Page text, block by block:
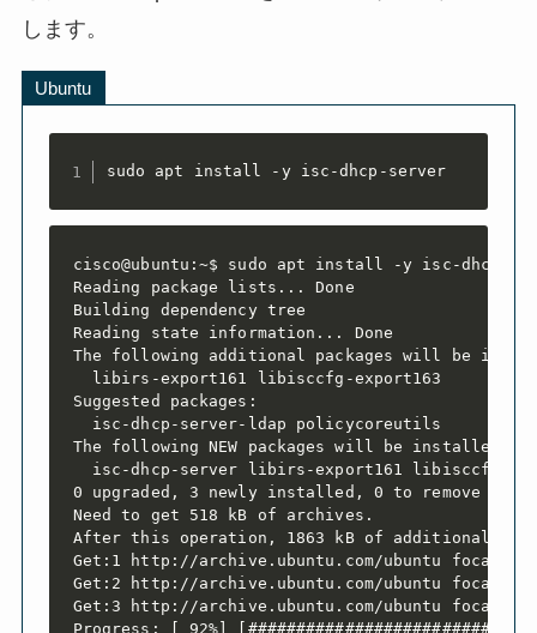
します。
Ubuntu
sudo apt install -y isc-dhcp-server
cisco@ubuntu:~$ sudo apt install -y isc-dhcp-
Reading package lists... Done
Building dependency tree
Reading state information... Done
The following additional packages will be
  libirs-export161 libisccfg-export163
Suggested packages:
  isc-dhcp-server-ldap policycoreutils
The following NEW packages will be installed:
isc-dhcp-server libirs-export161 libisccfg-
0 upgraded, 3 newly installed, 0 to remove and
Need to get 518 kB of archives.
After this operation, 1863 kB of additional
Get:1 http://archive.ubuntu.com/ubuntu focal-
Get:2 http://archive.ubuntu.com/ubuntu focal-
Get:3 http://archive.ubuntu.com/ubuntu focal/
Progress: [ 92%]